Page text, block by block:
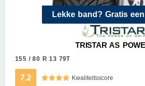
Lekke band? Gratis
TRISTAR AS
155 / 80 R 13 79T
7.2 Kwaliteitsscore